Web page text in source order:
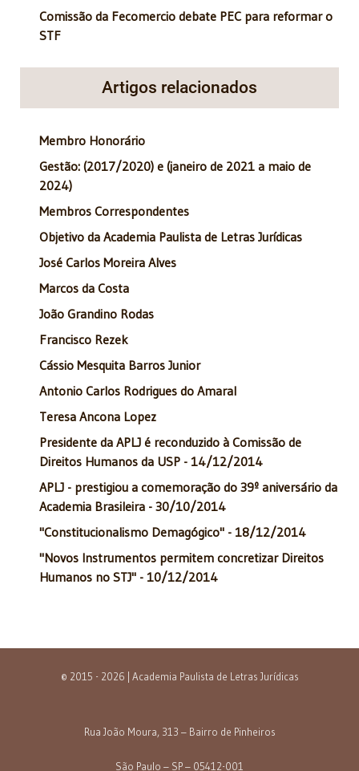
Comissão da Fecomercio debate PEC para reformar o
STF
Artigos relacionados
Membro Honorário
Gestão: (2017/2020) e (janeiro de 2021 a maio de
2024)
Membros Correspondentes
Objetivo da Academia Paulista de Letras Jurídicas
José Carlos Moreira Alves
Marcos da Costa
João Grandino Rodas
Francisco Rezek
Cássio Mesquita Barros Junior
Antonio Carlos Rodrigues do Amaral
Teresa Ancona Lopez
Presidente da APLJ é reconduzido à Comissão de
Direitos Humanos da USP - 14/12/2014
APLJ - prestigiou a comemoração do 39º aniversário da
Academia Brasileira - 30/10/2014
"Constitucionalismo Demagógico" - 18/12/2014
"Novos Instrumentos permitem concretizar Direitos
Humanos no STJ" - 10/12/2014
© 2015 - 2026 | Academia Paulista de Letras Jurídicas
Rua João Moura, 313 – Bairro de Pinheiros
São Paulo – SP – 05412-001